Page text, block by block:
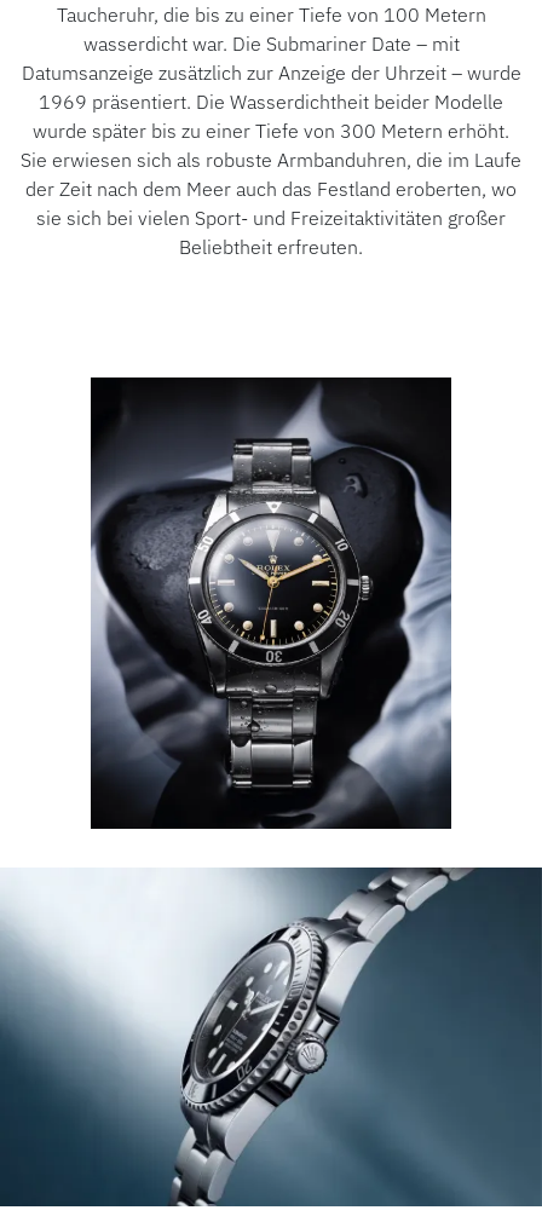
ROLEX
ROLEX CERTIFIED PRE-OWNED
ACCESSOIRES
ÜBER UNS
Taucheruhr, die bis zu einer Tiefe von 100 Metern
wasserdicht war. Die Submariner Date – mit
Datumsanzeige zusätzlich zur Anzeige der Uhrzeit – wurde
1969 präsentiert. Die Wasserdichtheit beider Modelle
wurde später bis zu einer Tiefe von 300 Metern erhöht.
Sie erwiesen sich als robuste Armbanduhren, die im Laufe
der Zeit nach dem Meer auch das Festland eroberten, wo
sie sich bei vielen Sport- und Freizeitaktivitäten großer
Beliebtheit erfreuten.